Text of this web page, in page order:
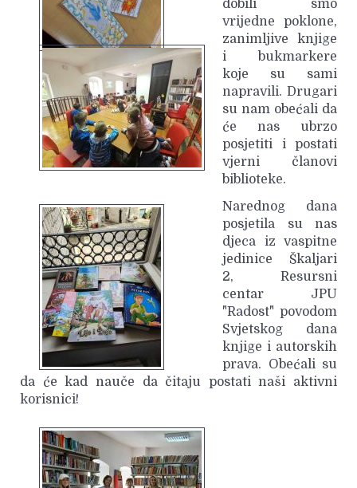
dobili smo
vrijedne poklone,
zanimljive knjige
i bukmarkere
koje su sami
napravili. Drugari
su nam obećali da
će nas ubrzo
posjetiti i postati
vjerni članovi
biblioteke.
Narednog dana
posjetila su nas
djeca iz vaspitne
jedinice Škaljari
2, Resursni
centar JPU
"Radost" povodom
Svjetskog dana
knjige i autorskih
prava. Obećali su
da će kad nauče da čitaju postati naši aktivni
korisnici!